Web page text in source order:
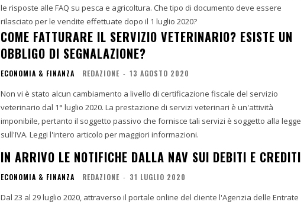
le risposte alle FAQ su pesca e agricoltura. Che tipo di documento deve essere
rilasciato per le vendite effettuate dopo il 1 luglio 2020?
COME FATTURARE IL SERVIZIO VETERINARIO? ESISTE UN
OBBLIGO DI SEGNALAZIONE?
ECONOMIA & FINANZA REDAZIONE - 13 AGOSTO 2020
Non vi è stato alcun cambiamento a livello di certificazione fiscale del servizio
veterinario dal 1° luglio 2020. La prestazione di servizi veterinari è un'attività
imponibile, pertanto il soggetto passivo che fornisce tali servizi è soggetto alla legge
sull'IVA. Leggi l'intero articolo per maggiori informazioni.
IN ARRIVO LE NOTIFICHE DALLA NAV SUI DEBITI E CREDITI
ECONOMIA & FINANZA REDAZIONE - 31 LUGLIO 2020
Dal 23 al 29 luglio 2020, attraverso il portale online del cliente l'Agenzia delle Entrate